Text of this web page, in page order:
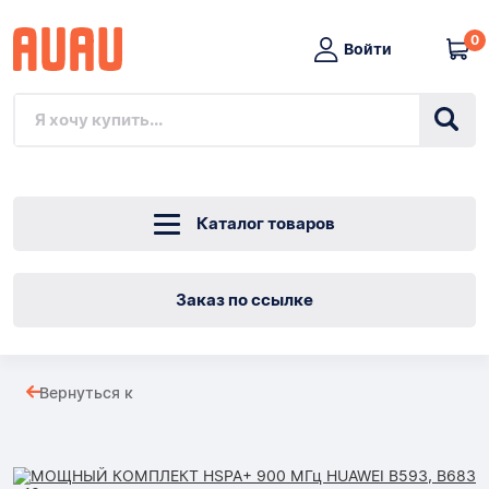
Войти
0
Каталог товаров
Заказ по ссылке
HSPA+
Вернуться к